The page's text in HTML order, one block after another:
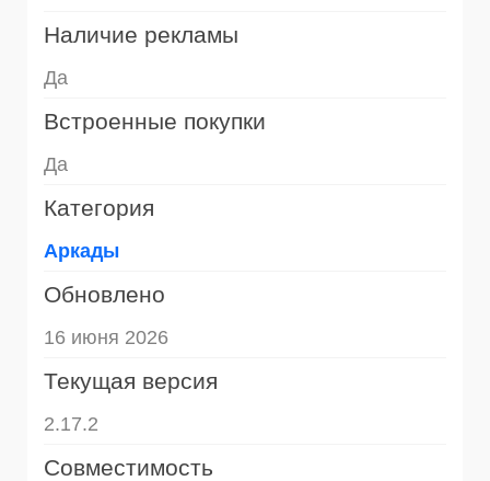
Наличие рекламы
Да
Встроенные покупки
Да
Категория
Аркады
Обновлено
16 июня 2026
Текущая версия
2.17.2
Совместимость